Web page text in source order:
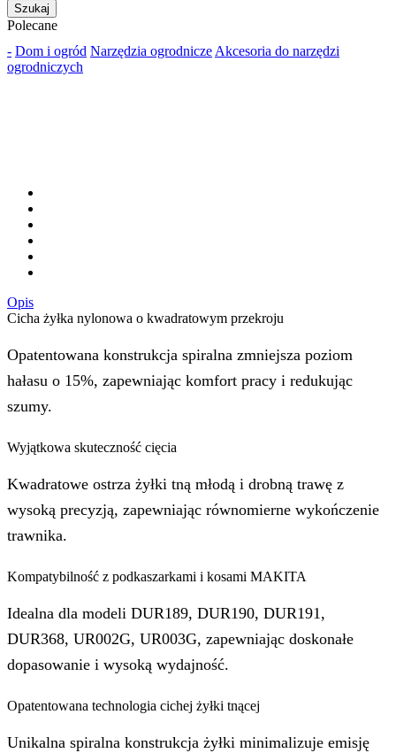
Szukaj
Polecane
- Dom i ogród Narzędzia ogrodnicze Akcesoria do narzędzi
ogrodniczych
Opis
Cicha żyłka nylonowa o kwadratowym przekroju
Opatentowana konstrukcja spiralna zmniejsza poziom
hałasu o 15%, zapewniając komfort pracy i redukując
szumy.
Wyjątkowa skuteczność cięcia
Kwadratowe ostrza żyłki tną młodą i drobną trawę z
wysoką precyzją, zapewniając równomierne wykończenie
trawnika.
Kompatybilność z podkaszarkami i kosami MAKITA
Idealna dla modeli DUR189, DUR190, DUR191,
DUR368, UR002G, UR003G, zapewniając doskonałe
dopasowanie i wysoką wydajność.
Opatentowana technologia cichej żyłki tnącej
Unikalna spiralna konstrukcja żyłki minimalizuje emisję